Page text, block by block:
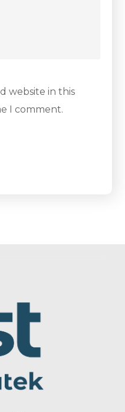
website in this
I comment.